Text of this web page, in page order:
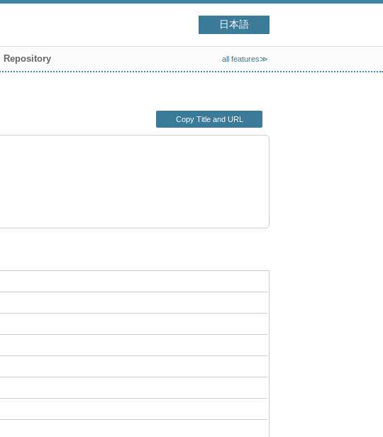
日本語
Repository all features≫
Copy Title and URL